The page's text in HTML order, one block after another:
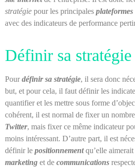
stratégie pour les principales plateformes
avec des indicateurs de performance
Définir sa
Pourdéfinir sa stratégie, il sera donc
but, et pour cela, il faut définir les
quantifier et les mettre sous forme
cohérent, il est normal de fixer un
Twitter, mais fixer ce même indicateur
moins intéressant. D’autre part, il est
définir le positionnement qu’elle
marketing et de communications